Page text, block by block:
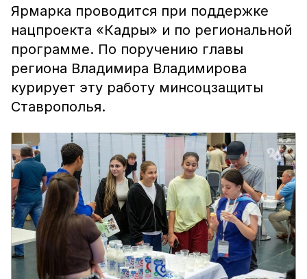
Ярмарка проводится при поддержке
нацпроекта «Кадры» и по региональной
программе. По поручению главы
региона Владимира Владимирова
курирует эту работу минсоцзащиты
Ставрополья.